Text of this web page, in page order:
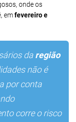
onde os
emfevereiro e
da região
não é
por conta
corre o risco